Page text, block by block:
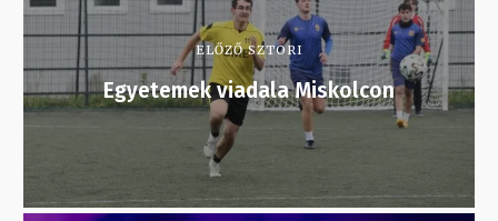
ELŐZŐ SZTORI
Egyetemek viadala Miskolcon